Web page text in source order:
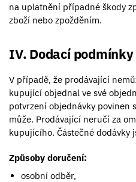
na uplatnění případné škody
zboží nebo zpožděním.
IV. Dodací podmínky
V případě, že prodávající
kupující objednal ve své
potvrzení objednávky povinen
může. Prodávající neručí za
kupujícího. Částečné dodávky
Způsoby doručení:
osobní odběr,